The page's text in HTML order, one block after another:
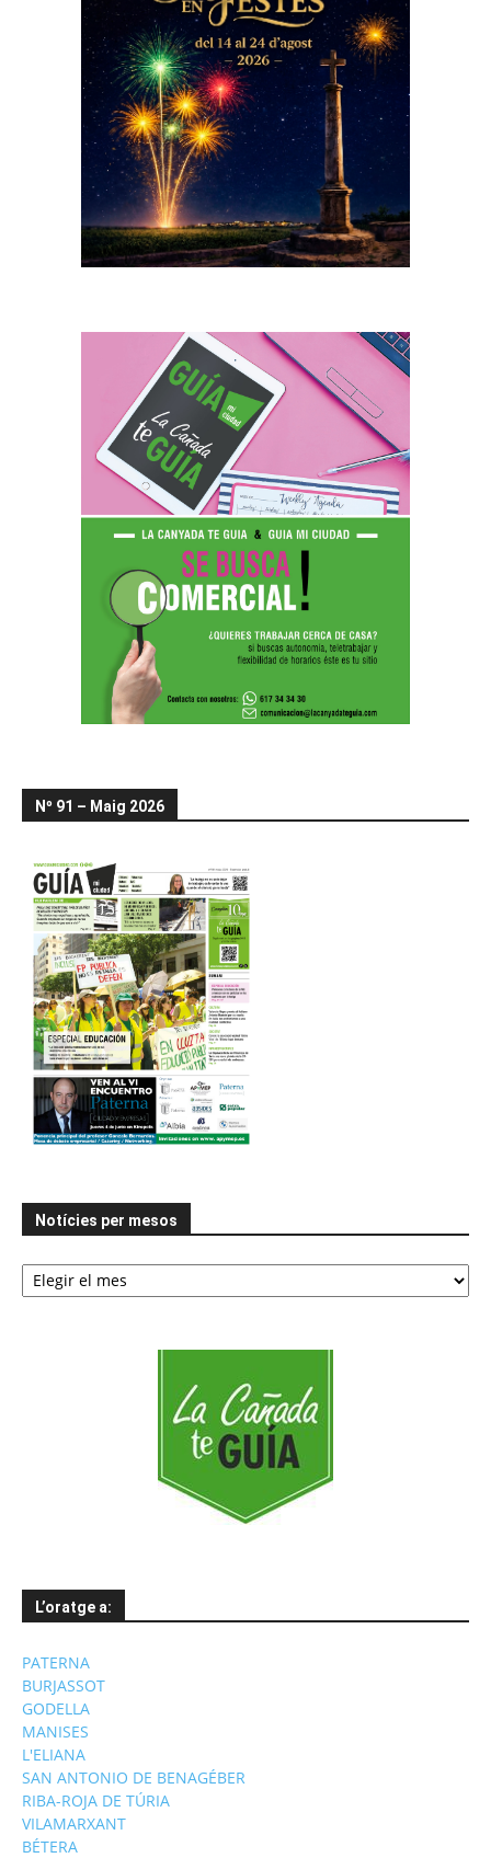
Nº 91 – Maig 2026
Notícies per mesos
Notícies
per
L’oratge a:
PATERNA
BURJASSOT
GODELLA
MANISES
L'ELIANA
SAN ANTONIO DE BENAGÉBER
RIBA-ROJA DE TÚRIA
VILAMARXANT
BÉTERA